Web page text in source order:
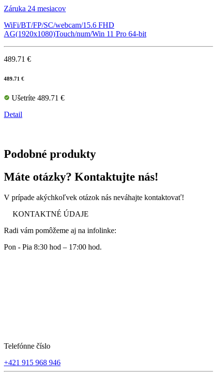
Záruka 24 mesiacov
WiFi/BT/FP/SC/webcam/15.6 FHD
AG(1920x1080)Touch/num/Win 11 Pro 64-bit
489.71 €
489.71 €
Ušetríte 489.71 €
Detail
Podobné produkty
Máte otázky? Kontaktujte nás!
V prípade akýchkoľvek otázok nás neváhajte kontaktovať!
KONTAKTNÉ ÚDAJE
Radi vám pomôžeme aj na infolinke:
Pon - Pia 8:30 hod – 17:00 hod.
Telefónne číslo
+421 915 968 946